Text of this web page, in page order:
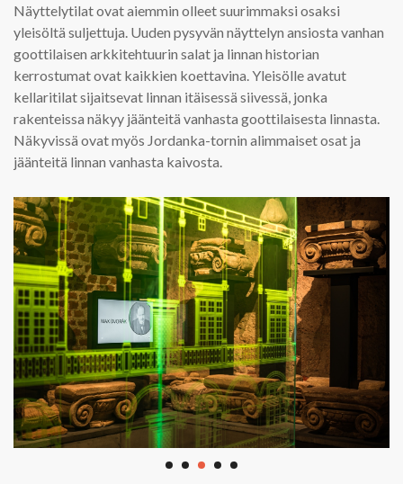
Näyttelytilat ovat aiemmin olleet suurimmaksi osaksi
yleisöltä suljettuja. Uuden pysyvän näyttelyn ansiosta vanhan
goottilaisen arkkitehtuurin salat ja linnan historian
kerrostumat ovat kaikkien koettavina. Yleisölle avatut
kellaritilat sijaitsevat linnan itäisessä siivessä, jonka
rakenteissa näkyy jäänteitä vanhasta goottilaisesta linnasta.
Näkyvissä ovat myös Jordanka-tornin alimmaiset osat ja
jäänteitä linnan vanhasta kaivosta.